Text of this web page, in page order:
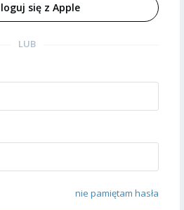
się z Apple
LUB
nie pamiętam hasła